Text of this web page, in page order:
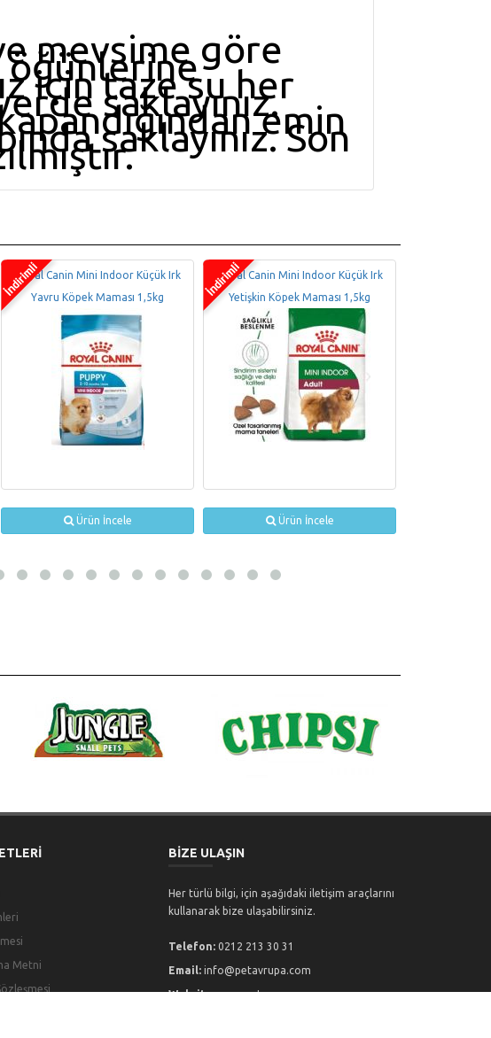
mevsime göre
öğünlerine
için taze su her
saklayınız.emin
saklayınız. Son
Royal Canin Mini Indoor Küçük Irk
Yavru Köpek Maması 1,5kg
Ürün İncele
Royal Canin Mini Indoor Küçük Irk
Yetişkin Köpek Maması 1,5kg
Ürün İncele
Metni
BİZE ULAŞIN
Her türlü bilgi, için aşağıdaki iletişim araçlarını
kullanarak bize ulaşabilirsiniz.
Telefon:0212 213 30 31
Email:info@petavrupa.com
Website:www.petavrupa.com